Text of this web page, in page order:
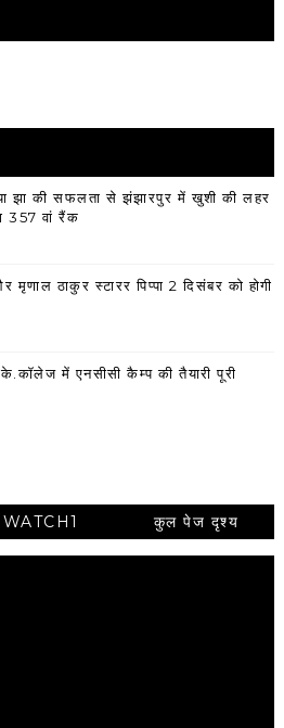
झा की सफलता से झंझारपुर में खुशी की लहर
357 वां रैंक
ठाकुर स्टारर पिप्पा 2 दिसंबर को होगी
में एनसीसी कैम्प की तैयारी पूरी
WATCH1 कुल पेज दृश्य